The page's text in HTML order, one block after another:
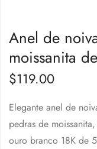
Anel de
moissanita
$119.00
Elegante anel de
pedras de
ouro branco 18K de